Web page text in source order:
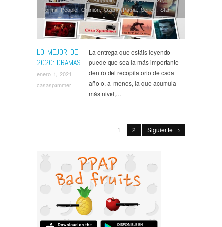
LO MEJOR DE
2020: DRAMAS
enero 1, 2021
casaspammer
Normal People,Opinión,Ozark,Patria,Series,Star
Wars,The Crown,The Good Fight,The Mandalorian,
The Umbrella Academy,Warrior,Westworld
La entrega que estáis leyendo
puede que sea la más importante
dentro del recopilatorio de cada
año o, al menos, la que acumula
más nivel,…
1 2 Siguiente →